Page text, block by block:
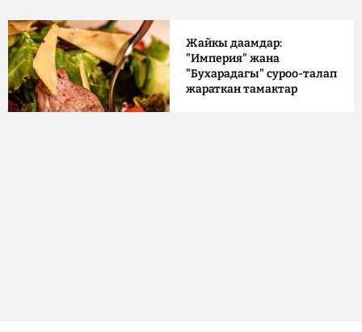
Жайкы даамдар:
"Империя" жана
"Бухарадагы" суроо-талап
жараткан тамактар